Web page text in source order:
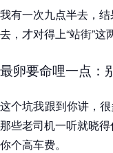
我有一次九点半去，
去，才对得上“站街”这
最卵要命哩一点：
这个坑我跟到你讲，
那些老司机一听就晓
你个高车费。